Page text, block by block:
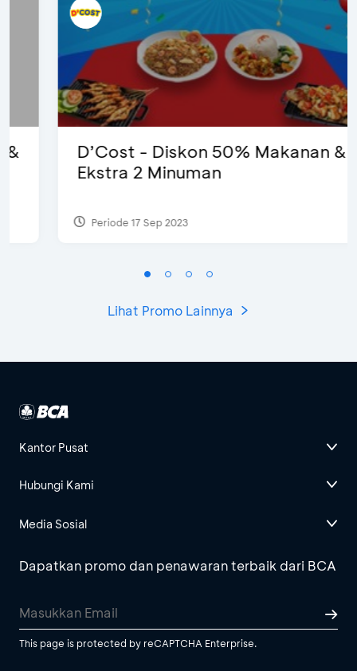
D’Cost - Diskon 50% Makanan &
Ekstra 2 Minuman
Periode 17 Sep 2023
Lihat Promo Lainnya
Kantor Pusat
Hubungi Kami
Media Sosial
Dapatkan promo dan penawaran terbaik dari BCA
This page is protected by reCAPTCHA Enterprise.